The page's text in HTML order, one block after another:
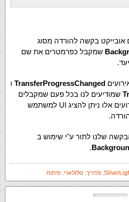
אובייקט בקשה להורדה מסוג
שמקבל כפרמטרים את שם
TransferProgressChanged ו
שמודיעים לנו בכל פעם שמקבלים
מידע נוסף. באמצעות אירועים אלו ניתן להציג UI למשתמש
שלנו לתור ע"י שימוש ב
.
, מדריך, סלולארי, פיתוח